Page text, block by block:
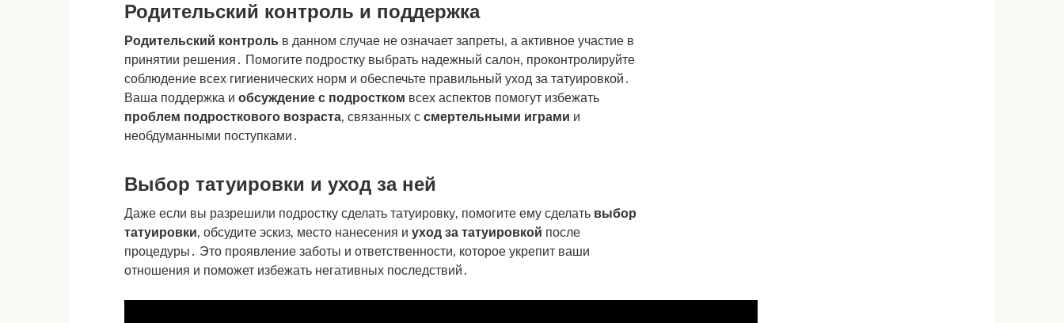
Родительский контроль и поддержка
Родительский контроль в данном случае не означает запреты‚ а активное участие в
принятии решения․ Помогите подростку выбрать надежный салон‚ проконтролируйте
соблюдение всех гигиенических норм и обеспечьте правильный уход за татуировкой․
Ваша поддержка и обсуждение с подростком всех аспектов помогут избежать
проблем подросткового возраста‚ связанных с смертельными играми и
необдуманными поступками․
Выбор татуировки и уход за ней
Даже если вы разрешили подростку сделать татуировку‚ помогите ему сделать выбор
татуировки‚ обсудите эскиз‚ место нанесения и уход за татуировкой после
процедуры․ Это проявление заботы и ответственности‚ которое укрепит ваши
отношения и поможет избежать негативных последствий․